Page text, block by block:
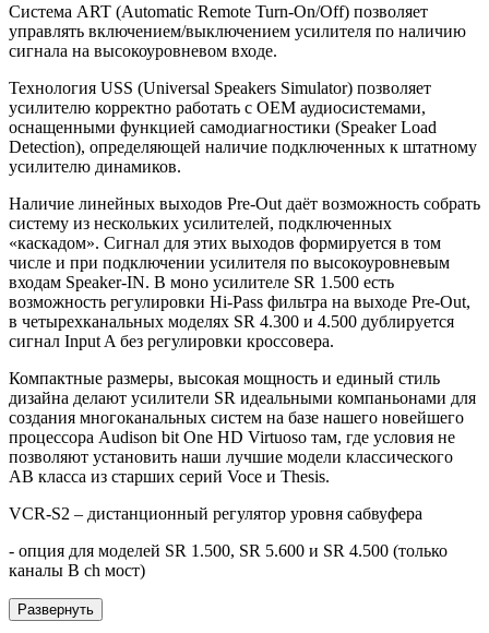
Система ART (Automatic Remote Turn-On/Off) позволяет
управлять включением/выключением усилителя по наличию
сигнала на высокоуровневом входе.
Технология USS (Universal Speakers Simulator) позволяет
усилителю корректно работать с ОЕМ аудиосистемами,
оснащенными функцией самодиагностики (Speaker Load
Detection), определяющей наличие подключенных к штатному
усилителю динамиков.
Наличие линейных выходов Pre-Out даёт возможность собрать
систему из нескольких усилителей, подключенных
«каскадом». Сигнал для этих выходов формируется в том
числе и при подключении усилителя по высокоуровневым
входам Speaker-IN. В моно усилителе SR 1.500 есть
возможность регулировки Hi-Pass фильтра на выходе Pre-Out,
в четырехканальных моделях SR 4.300 и 4.500 дублируется
сигнал Input A без регулировки кроссовера.
Компактные размеры, высокая мощность и единый стиль
дизайна делают усилители SR идеальными компаньонами для
создания многоканальных систем на базе нашего новейшего
процессора Audison bit One HD Virtuoso там, где условия не
позволяют установить наши лучшие модели классического
АВ класса из старших серий Voce и Thesis.
VCR-S2 – дистанционный регулятор уровня сабвуфера
- опция для моделей SR 1.500, SR 5.600 и SR 4.500 (только
каналы В ch мост)
Развернуть